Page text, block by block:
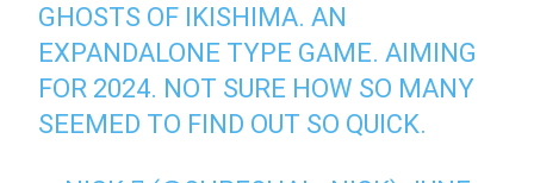
GHOSTS OF IKISHIMA. AN
EXPANDALONE TYPE GAME. AIMING
FOR 2024. NOT SURE HOW SO MANY
SEEMED TO FIND OUT SO QUICK.